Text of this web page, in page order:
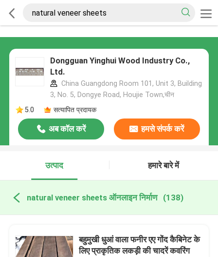
Dongguan Yinghui Wood Industry Co.,
Ltd.
China Guangdong Room 101, Unit 3, Building
3, No. 5, Dongye Road, Houjie Town,चीन
5.0
सत्यापित प्रदायक
अब कॉल करें हमसे संपर्क करें
उत्पाद हमारे बारे में
natural veneer sheets ऑनलाइन निर्माण (138)
बहुमुखी धुआं वाला फनीर एए गोंद कैबिनेट के
लिए प्राकृतिक लकड़ी की चादरें कवरिंग